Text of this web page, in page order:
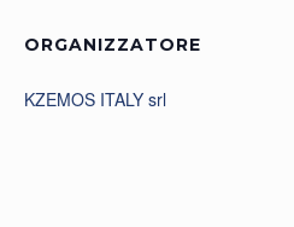
ORGANIZZATORE
KZEMOS ITALY srl